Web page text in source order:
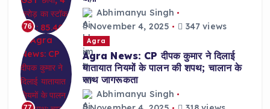
76
Abhimanyu Singh
November 4, 2025
347 views
Agra
Agra News: CP दीपक कुमार ने दिलाई
यातायात नियमों के पालन की शपथ; चालान के
साथ जागरूकता
Abhimanyu Singh